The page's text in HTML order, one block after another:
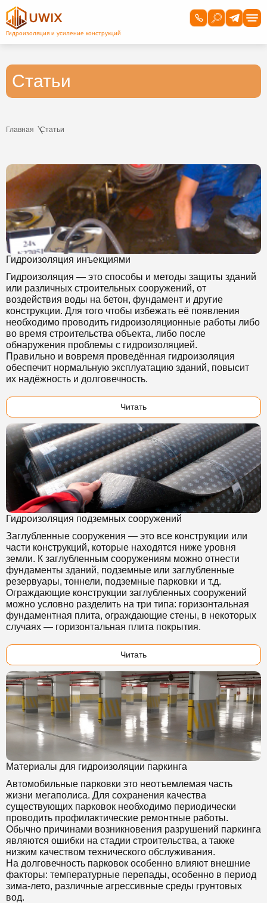
Статьи
Главная Статьи
Гидроизоляция инъекциями
Гидроизоляция — это способы и методы защиты зданий
или различных строительных сооружений, от
воздействия воды на бетон, фундамент и другие
конструкции. Для того чтобы избежать её появления
необходимо проводить гидроизоляционные работы либо
во время строительства объекта, либо после
обнаружения проблемы с гидроизоляцией.
Правильно и вовремя проведённая гидроизоляция
обеспечит нормальную эксплуатацию зданий, повысит
их надёжность и долговечность.
Читать
Гидроизоляция подземных сооружений
Заглубленные сооружения — это все конструкции или
части конструкций, которые находятся ниже уровня
земли. К заглубленным сооружениям можно отнести
фундаменты зданий, подземные или заглубленные
резервуары, тоннели, подземные парковки и т.д.
Ограждающие конструкции заглубленных сооружений
можно условно разделить на три типа: горизонтальная
фундаментная плита, ограждающие стены, в некоторых
случаях — горизонтальная плита покрытия.
Читать
Материалы для гидроизоляции паркинга
Автомобильные парковки это неотъемлемая часть
жизни мегаполиса. Для сохранения качества
существующих парковок необходимо периодически
проводить профилактические ремонтные работы.
Обычно причинами возникновения разрушений паркинга
являются ошибки на стадии строительства, а также
низким качеством технического обслуживания.
На долговечность парковок особенно влияют внешние
факторы: температурные перепады, особенно в период
зима-лето, различные агрессивные среды грунтовых
вод.